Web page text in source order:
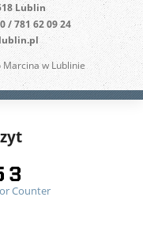
Lublin
/ 781 62 09 24
w Lublinie
Counter